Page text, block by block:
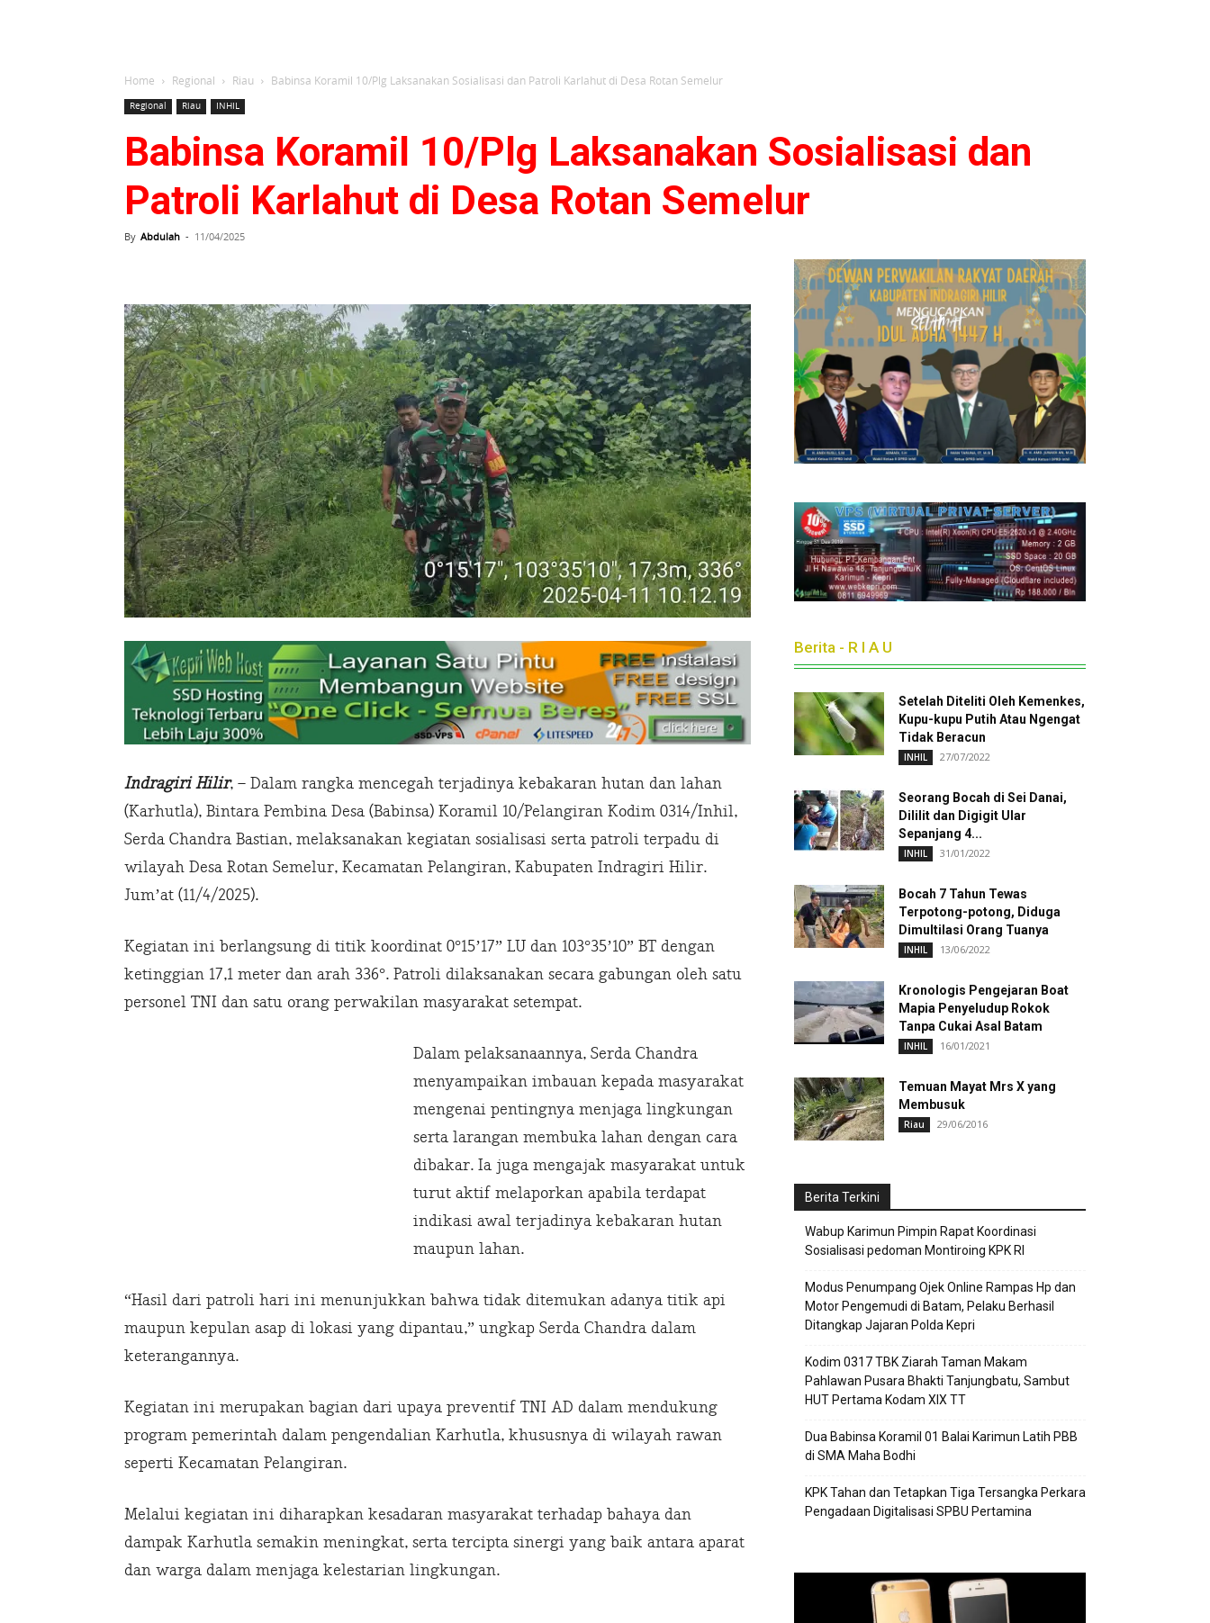
Home Regional Riau Babinsa Koramil 10/Plg Laksanakan Sosialisasi dan Patroli Karlahut di Desa Rotan Semelur
Regional Riau INHIL
Babinsa Koramil 10/Plg Laksanakan Sosialisasi dan
Patroli Karlahut di Desa Rotan Semelur
By Abdulah - 11/04/2025
Indragiri Hilir, – Dalam rangka mencegah terjadinya kebakaran hutan dan lahan
(Karhutla), Bintara Pembina Desa (Babinsa) Koramil 10/Pelangiran Kodim 0314/Inhil,
Serda Chandra Bastian, melaksanakan kegiatan sosialisasi serta patroli terpadu di
wilayah Desa Rotan Semelur, Kecamatan Pelangiran, Kabupaten Indragiri Hilir.
Jum’at (11/4/2025).
Kegiatan ini berlangsung di titik koordinat 0°15’17” LU dan 103°35’10” BT dengan
ketinggian 17,1 meter dan arah 336°. Patroli dilaksanakan secara gabungan oleh satu
personel TNI dan satu orang perwakilan masyarakat setempat.
Dalam pelaksanaannya, Serda Chandra
menyampaikan imbauan kepada masyarakat
mengenai pentingnya menjaga lingkungan
serta larangan membuka lahan dengan cara
dibakar. Ia juga mengajak masyarakat untuk
turut aktif melaporkan apabila terdapat
indikasi awal terjadinya kebakaran hutan
maupun lahan.
“Hasil dari patroli hari ini menunjukkan bahwa tidak ditemukan adanya titik api
maupun kepulan asap di lokasi yang dipantau,” ungkap Serda Chandra dalam
keterangannya.
Kegiatan ini merupakan bagian dari upaya preventif TNI AD dalam mendukung
program pemerintah dalam pengendalian Karhutla, khususnya di wilayah rawan
seperti Kecamatan Pelangiran.
Melalui kegiatan ini diharapkan kesadaran masyarakat terhadap bahaya dan
dampak Karhutla semakin meningkat, serta tercipta sinergi yang baik antara aparat
dan warga dalam menjaga kelestarian lingkungan.
Berita - R I A U
Setelah Diteliti Oleh Kemenkes,
Kupu-kupu Putih Atau Ngengat
Tidak Beracun
INHIL 27/07/2022
Seorang Bocah di Sei Danai,
Dililit dan Digigit Ular
Sepanjang 4...
INHIL 31/01/2022
Bocah 7 Tahun Tewas
Terpotong-potong, Diduga
Dimultilasi Orang Tuanya
INHIL 13/06/2022
Kronologis Pengejaran Boat
Mapia Penyeludup Rokok
Tanpa Cukai Asal Batam
INHIL 16/01/2021
Temuan Mayat Mrs X yang
Membusuk
Riau 29/06/2016
Berita Terkini
Wabup Karimun Pimpin Rapat Koordinasi
Sosialisasi pedoman Montiroing KPK RI
Modus Penumpang Ojek Online Rampas Hp dan
Motor Pengemudi di Batam, Pelaku Berhasil
Ditangkap Jajaran Polda Kepri
Kodim 0317 TBK Ziarah Taman Makam
Pahlawan Pusara Bhakti Tanjungbatu, Sambut
HUT Pertama Kodam XIX TT
Dua Babinsa Koramil 01 Balai Karimun Latih PBB
di SMA Maha Bodhi
KPK Tahan dan Tetapkan Tiga Tersangka Perkara
Pengadaan Digitalisasi SPBU Pertamina